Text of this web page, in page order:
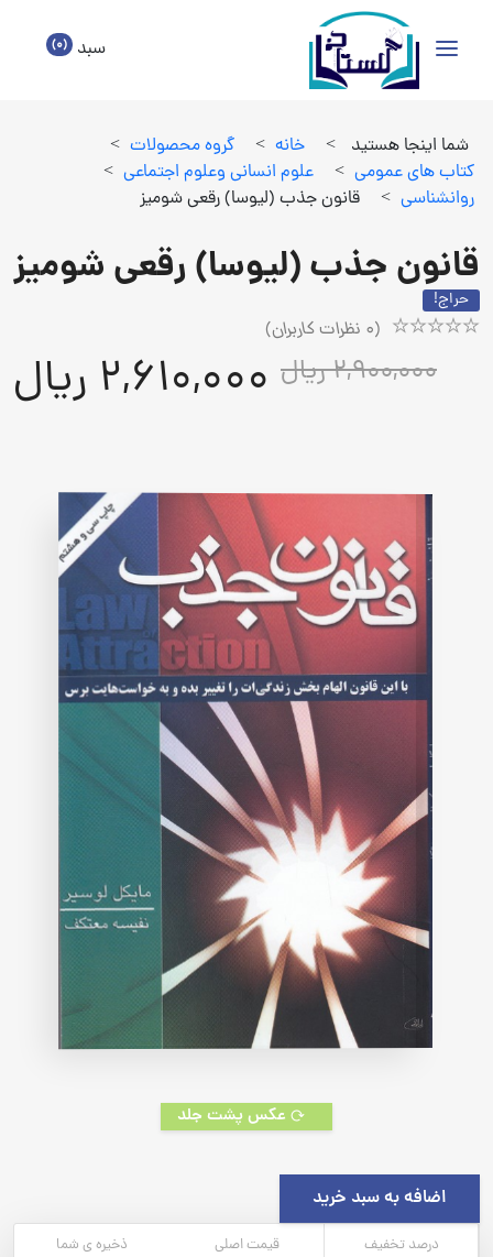
سبد (0)
شما اینجا هستید > خانه > گروه محصولات >
كتاب هاي عمومي > علوم انساني وعلوم اجتماعي >
روانشناسي > قانون جذب (لیوسا) رقعی شومیز
قانون جذب (لیوسا) رقعی شومیز
حراج!
(
0 نظرات کاربران)
2,900,000 ریال 2,610,000 ریال
عکس پشت جلد
اضافه به سبد خرید
درصد تخفیف قیمت اصلی ذخیره ی شما